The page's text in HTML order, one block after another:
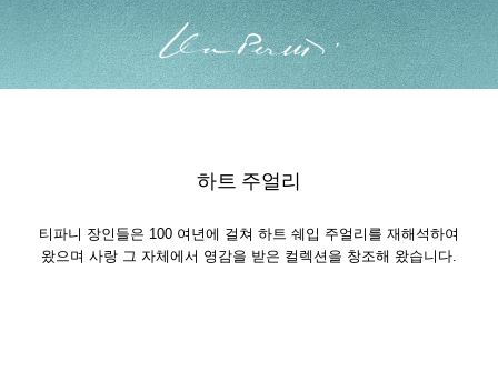
하트 주얼리
티파니 장인들은 100 여년에 걸쳐 하트 쉐입 주얼리를 재해석하여
왔으며 사랑 그 자체에서 영감을 받은 컬렉션을 창조해 왔습니다.